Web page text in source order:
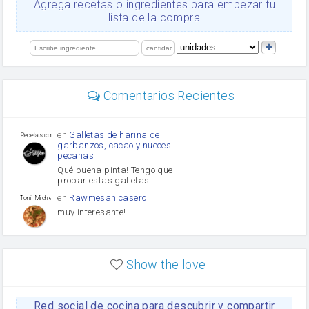
salsa de soja
limón
Agrega recetas o ingredientes para empezar tu
lista de la compra
Comentarios Recientes
Recetas con sazon
en Galletas de harina de
garbanzos, cacao y nueces
pecanas
Qué buena pinta! Tengo que
probar estas galletas.
Toni Michel Caubet
en Rawmesan casero
muy interesante!
enLasaña casera fácil y
HOJALDROSA TV
enGachas de la abuela
Show the love
Red social de cocina para descubrir y compartir